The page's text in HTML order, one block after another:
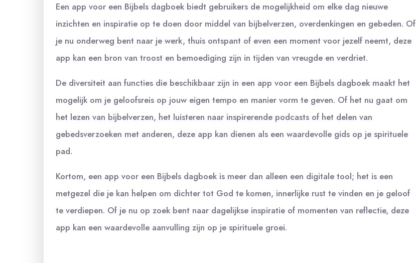
Een app voor een Bijbels dagboek biedt gebruikers de mogelijkheid om elke dag nieuwe
inzichten en inspiratie op te doen door middel van bijbelverzen, overdenkingen en gebeden. Of
je nu onderweg bent naar je werk, thuis ontspant of even een moment voor jezelf neemt, deze
app kan een bron van troost en bemoediging zijn in tijden van vreugde en verdriet.
De diversiteit aan functies die beschikbaar zijn in een app voor een Bijbels dagboek maakt het
mogelijk om je geloofsreis op jouw eigen tempo en manier vorm te geven. Of het nu gaat om
het lezen van bijbelverzen, het luisteren naar inspirerende podcasts of het delen van
gebedsverzoeken met anderen, deze app kan dienen als een waardevolle gids op je spirituele
pad.
Kortom, een app voor een Bijbels dagboek is meer dan alleen een digitale tool; het is een
metgezel die je kan helpen om dichter tot God te komen, innerlijke rust te vinden en je geloof
te verdiepen. Of je nu op zoek bent naar dagelijkse inspiratie of momenten van reflectie, deze
app kan een waardevolle aanvulling zijn op je spirituele groei.